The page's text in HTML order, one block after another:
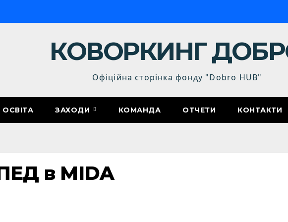
КОВОРКИНГ
Офіційна сторінка фонду "Dobro HUB"
ОСВІТА ЗАХОДИ КОМАНДА OТЧЕТИ КОНТАКТИ
в MIDA